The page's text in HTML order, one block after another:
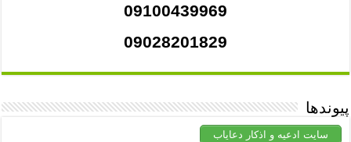
09100439969
09028201829
پیوندها
سایت ادعیه و اذکار دعایاب